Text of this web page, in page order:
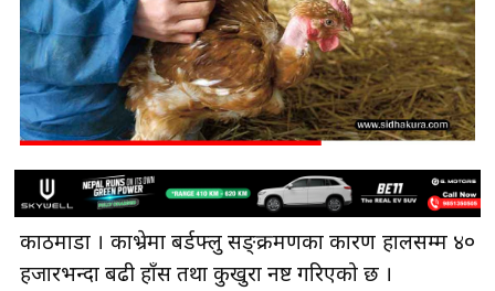
काठमाडौँ । काभ्रेमा बर्डफ्लु सङ्क्रमणका कारण हालसम्म ४०
हजारभन्दा बढी हाँस तथा कुखुरा नष्ट गरिएको छ ।